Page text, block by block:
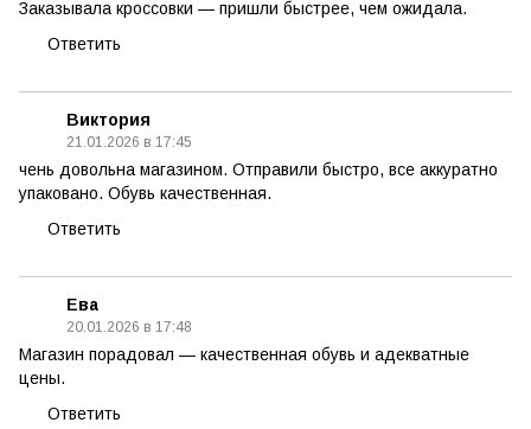
Заказывала кроссовки — пришли быстрее, чем ожидала.
Ответить
Виктория
21.01.2026 в 17:45
чень довольна магазином. Отправили быстро, все аккуратно
упаковано. Обувь качественная.
Ответить
Ева
20.01.2026 в 17:48
Магазин порадовал — качественная обувь и адекватные
цены.
Ответить